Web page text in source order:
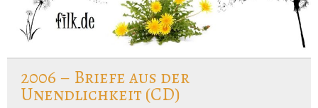
2006 – Briefe aus der
Unendlichkeit (CD)